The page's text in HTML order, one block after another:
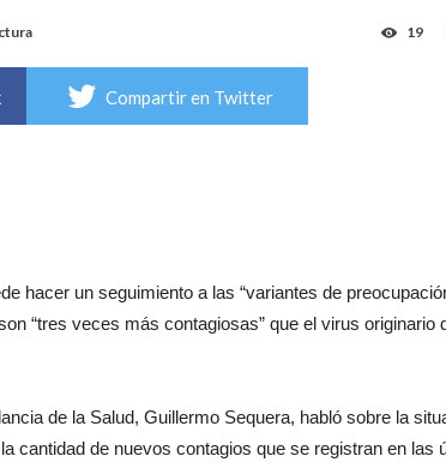
19
Compartir en Twitter
hacer un seguimiento a las “variantes de
“tres veces más contagiosas” que el virus originario
de la Salud, Guillermo Sequera, habló sobre la
cantidad de nuevos contagios que se registran en las